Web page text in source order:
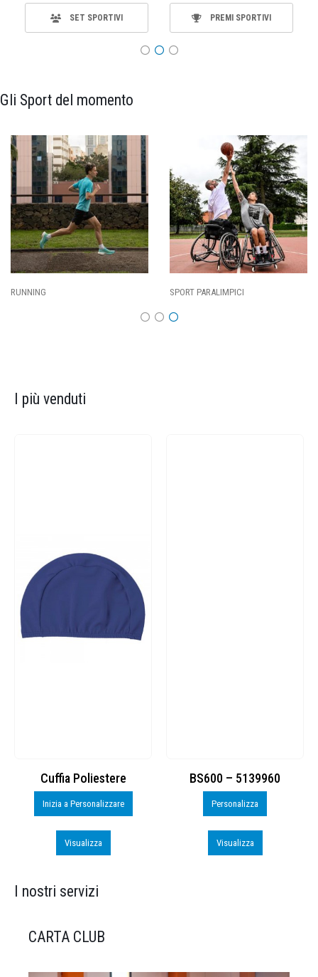
SET SPORTIVI PREMI SPORTIVI
Gli Sport del momento
SPORT PARALIMPICI
I più venduti
Cuffia Poliestere
Inizia a Personalizzare
Visualizza
BS600 – 5139960
Personalizza
Visualizza
I nostri servizi
CARTA CLUB